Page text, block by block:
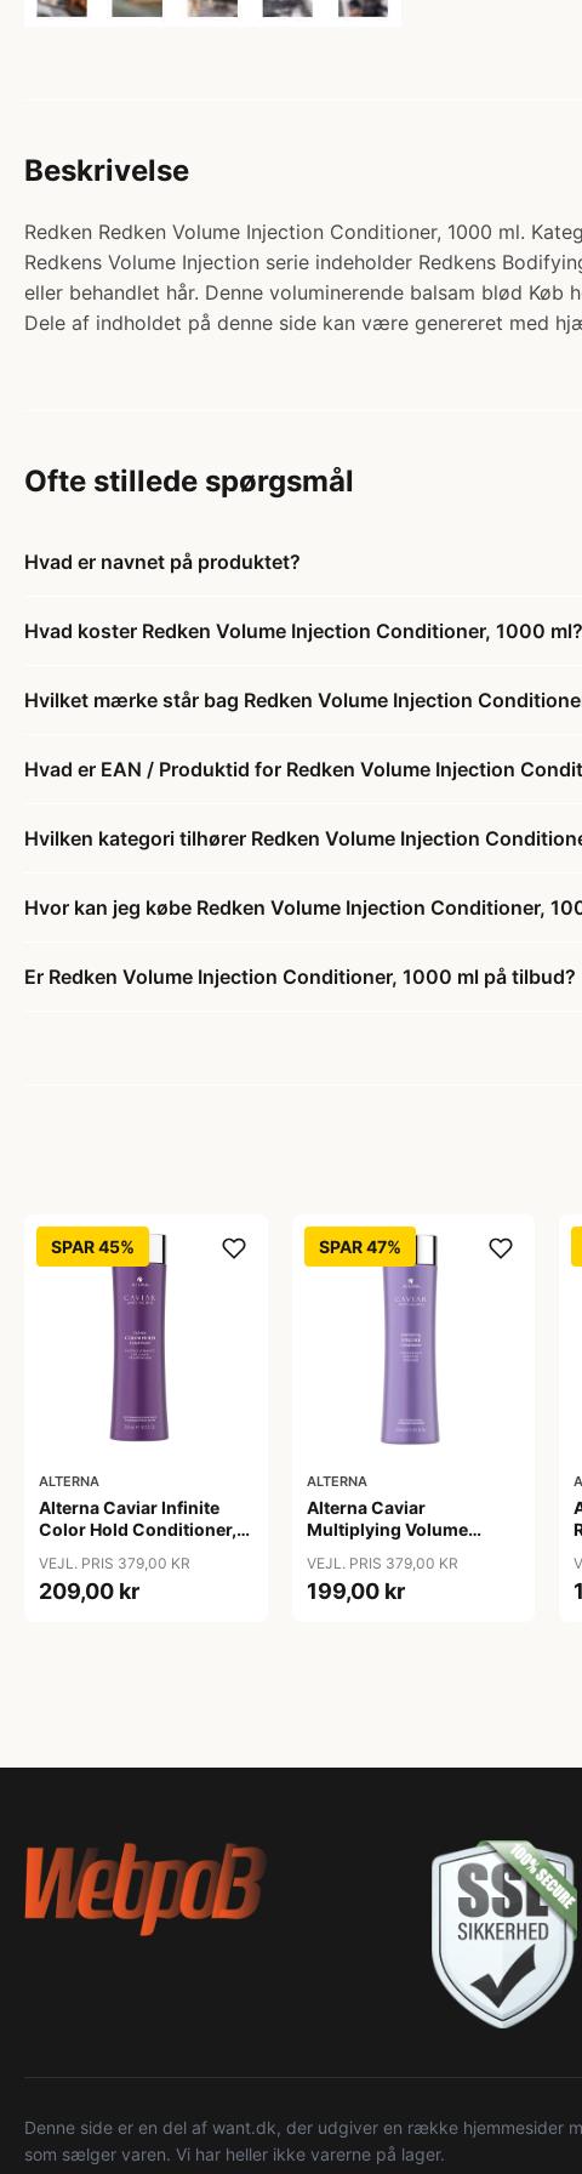
Beskrivelse
Redken Redken Volume Injection Conditioner, 1000 ml.
Redkens Volume Injection serie indeholder Redkens
eller behandlet hår. Denne voluminerende balsam blød Køb
Dele af indholdet på denne side kan være genereret med
Ofte stillede spørgsmål
Hvad er navnet på produktet?
Hvad koster Redken Volume Injection Conditioner, 1000 ml?
Hvilket mærke står bag Redken Volume Injection
Hvad er EAN / Produktid for Redken Volume Injection
Hvilken kategori tilhører Redken Volume Injection
Hvor kan jeg købe Redken Volume Injection Conditioner,
Er Redken Volume Injection Conditioner, 1000 ml på tilbud?
SPAR 45%
ALTERNA
Alterna Caviar Infinite
Color Hold Conditioner,
VEJL. PRIS 379,00 KR
209,00 kr
SPAR 47%
ALTERNA
Alterna Caviar
Multiplying Volume
VEJL. PRIS 379,00 KR
199,00 kr
Denne side er en del af want.dk, der udgiver en række hjemmesider
som sælger varen. Vi har heller ikke varerne på lager.